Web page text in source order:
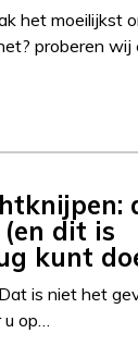
het moeilijkst
proberen wij
dit is
kunt
is niet het
u op…